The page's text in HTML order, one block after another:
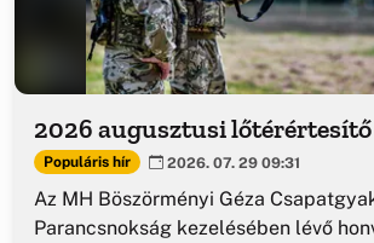
2026 augusztusi lőtérértesítő
Populáris hír 2026. 07. 29 09:31
Az MH Böszörményi Géza
Parancsnokság kezelésében lévő